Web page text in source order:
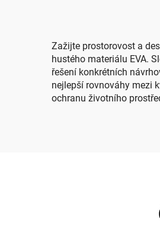
Zažijte prostorovost a
hustého materiálu EVA.
řešení konkrétních
nejlepší rovnováhy mezi
ochranu životního